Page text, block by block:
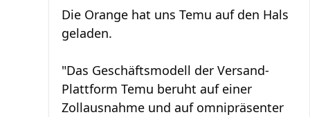
Die Orange hat uns Temu auf den Hals
geladen.
"Das Geschäftsmodell der Versand-
Plattform Temu beruht auf einer
Zollausnahme und auf omnipräsenter